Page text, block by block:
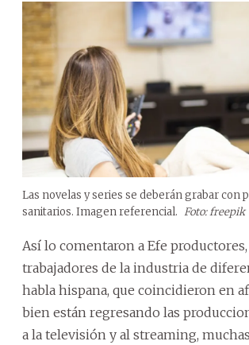
Las novelas y series se deberán grabar con
sanitarios. Imagen referencial. Foto: freepik
Así lo comentaron a Efe
trabajadores de la industria de
habla hispana, que coincidieron en
bien están regresando las
a la televisión y al streaming,